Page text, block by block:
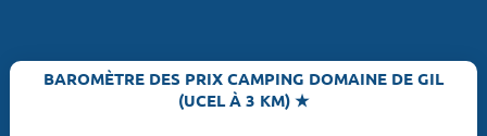
BAROMÈTRE DES PRIX CAMPING DOMAINE DE GIL
(UCEL À 3 KM) ★